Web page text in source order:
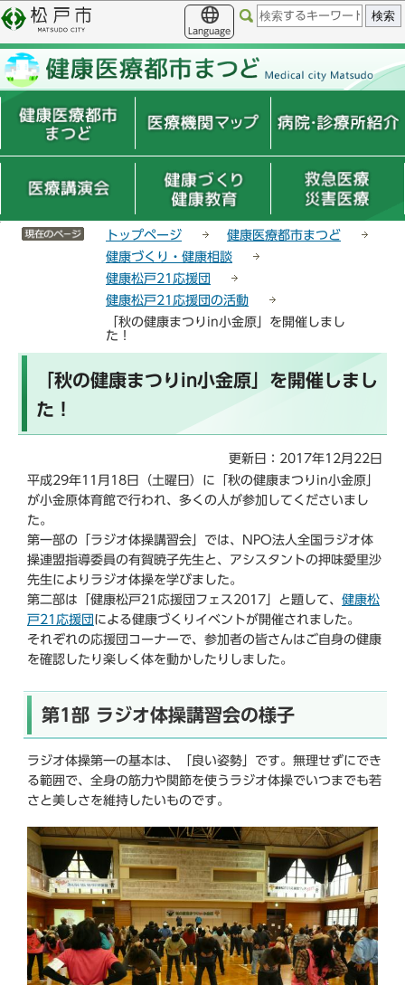
こ
の
ペ
ー
ジ
頭
サ
イ
ト
メ
ニ
こ
このページの本文へ移動
Language
サイトメニューここまで
トップページ
健康医療都市まつど
健康づくり・健康相談
健康松戸21応援団
健康松戸21応援団の活動
「秋の健康まつりin小金原」を開催しまし
た！
「秋の健康まつりin小金原」を開催しまし
た！
更新日：2017年12月22日
平成29年11月18日（土曜日）に「秋の健康まつりin小金原」
が小金原体育館で行われ、多くの人が参加してくださいまし
た。
第一部の「ラジオ体操講習会」では、NPO法人全国ラジオ体
操連盟指導委員の有賀暁子先生と、アシスタントの押味愛里沙
先生によりラジオ体操を学びました。
第二部は「健康松戸21応援団フェス2017」と題して、 健康松
戸21応援団 による健康づくりイベントが開催されました。
それぞれの応援団コーナーで、参加者の皆さんはご自身の健康
を確認したり楽しく体を動かしたりしました。
第1部 ラジオ体操講習会の様子
ラジオ体操第一の基本は、「良い姿勢」です。無理せずにでき
る範囲で、全身の筋力や関節を使うラジオ体操でいつまでも若
さと美しさを維持したいものです。